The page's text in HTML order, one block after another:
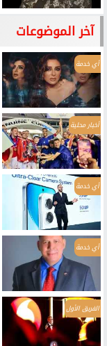
آخر الموضوعات
أي خدمة
أخبار محلية
أي خدمة
أي خدمة
الفريق الأول